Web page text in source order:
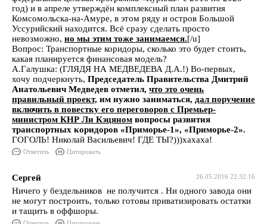
год) и в апреле утверждён комплексный план развития
Комсомольска-на-Амуре, в этом ряду и остров Большой
Уссурийский находится. Всё сразу сделать просто
невозможно, но мы этим тоже занимаемся.[/u]
Вопрос: Транспортные коридоры, сколько это будет стоить,
какая планируется финансовая модель?
А.Галушка: (ГЛЯДЯ НА МЕДВЕДЕВА Д.А.!) Во-первых,
хочу подчеркнуть, Председатель Правительства Дмитрий
Анатольевич Медведев отметил, что это очень
правильный проект, им нужно заниматься, дал поручение
включить в повестку его переговоров с Премьер-
министром КНР Ли Кэцяном вопросы развития
транспортных коридоров «Приморье-1», «Приморье-2».
ГОГОЛЬ! Николай Васильевич! ГДЕ ТЫ?)))хахаха!
Ответить Цитировать
26.05.2016 22:32:16
Сергей
Ничего у бездельников не получится . Ни одного завода они
не могут построить, только готовы приватизировать остатки
и тащить в оффшоры.